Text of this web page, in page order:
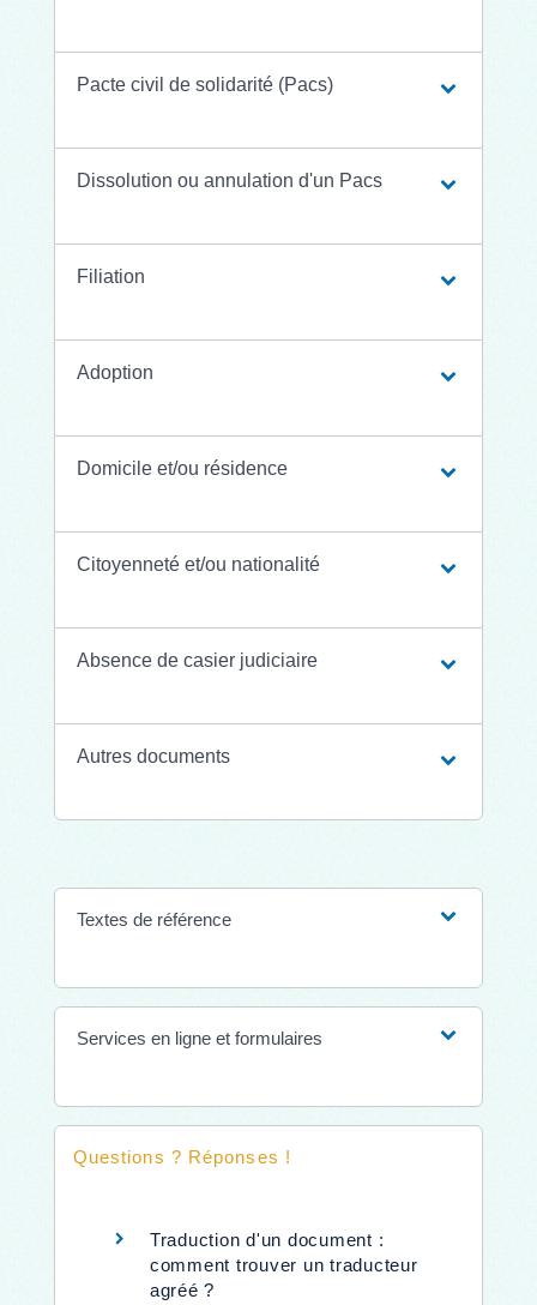
Pacte civil de solidarité (Pacs)
Dissolution ou annulation d'un Pacs
Filiation
Adoption
Domicile et/ou résidence
Citoyenneté et/ou nationalité
Absence de casier judiciaire
Autres documents
Textes de référence
Services en ligne et formulaires
Questions ? Réponses !
Traduction d'un document :
comment trouver un traducteur
agréé ?